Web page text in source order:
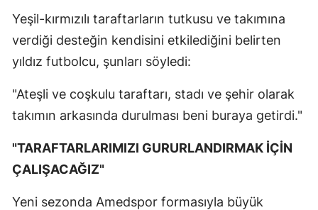
Yeşil-kırmızılı taraftarların tutkusu ve takımına
verdiği desteğin kendisini etkilediğini belirten
yıldız futbolcu, şunları söyledi:
"Ateşli ve coşkulu taraftarı, stadı ve şehir olarak
takımın arkasında durulması beni buraya getirdi."
"TARAFTARLARIMIZI GURURLANDIRMAK İÇİN
ÇALIŞACAĞIZ"
Yeni sezonda Amedspor formasıyla büyük